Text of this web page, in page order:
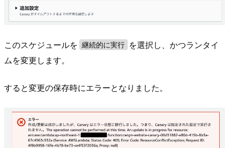
このスケジュールを 継続的に実行
を選択し、かつランタイ
ムを変更します。
すると変更の保存時にエラーとなりました。